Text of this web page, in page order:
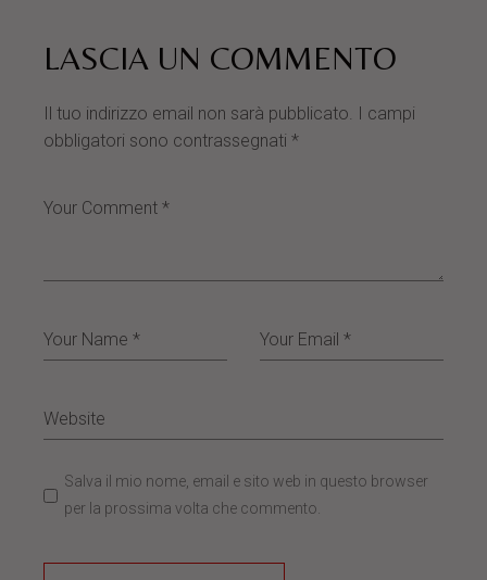
LASCIA UN COMMENTO
Il tuo indirizzo email non sarà pubblicato. I campi
obbligatori sono contrassegnati*
Salva il mio nome, email e sito web in questo browser
per la prossima volta che commento.